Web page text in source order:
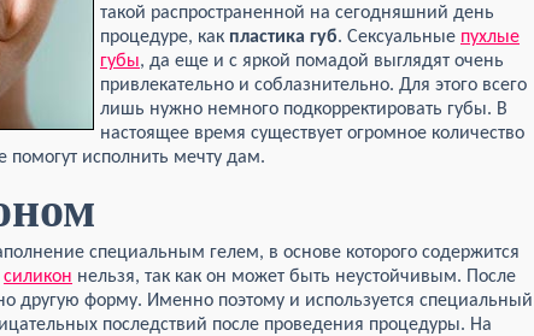
такой распространенной на сегодняшний день
процедуре, как пластика губ. Сексуальные пухлые
губы, да еще и с яркой помадой выглядят очень
привлекательно и соблазнительно. Для этого всего
лишь нужно немного подкорректировать губы. В
настоящее время существует огромное количество
помогут исполнить мечту дам.
специальным гелем, в основе которого содержится
силикон нельзя, так как он может быть неустойчивым. После
другую форму. Именно поэтому и используется специальный
последствий после проведения процедуры. На